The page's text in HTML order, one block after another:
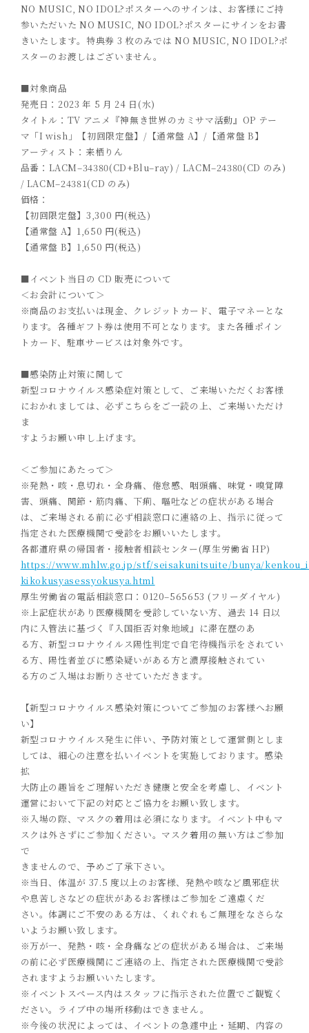
NO MUSIC, NO IDOL?ポスターへのサインは、 お客様にご持
参いただいた NO MUSIC, NO IDOL?ポスターにサインをお書
きいたします。特典券 3 枚のみでは NO MUSIC, NO IDOL?ポ
スターのお渡しはございません。
■対象商品
発売日： 2023 年 5 月 24 日 (水)
タイトル： TV アニメ『神無き世界のカミサマ活動』 OP テー
マ 「I wish 」【初回限定盤】 / 【通常盤 A】 / 【通常盤 B】
アーティスト：来栖りん
品番： LACM–34380(CD+Blu–ray) / LACM–24380(CD のみ)
/ LACM–24381(CD のみ)
価格：
【初回限定盤】3,300 円(税込)
【通常盤 A】 1,650 円(税込)
【通常盤 B】 1,650 円(税込)
■イベント当日の CD 販売について
＜お会計について＞
※商品のお支払いは現金、クレジットカード、電子マネー とな
ります。各種ギフト券は使用不可となります。また各種ポイン
トカ ード、駐車サービスは対象外です。
■感染防止対策に関して
新型コロナウイルス感染症対策として、ご来場いただくお客様
におかれましては、必ずこちらをご一読の上、ご来場いただけ
ま
すようお願い申し上げます。
＜ご参加にあたって＞
※発熱・咳・息切れ・全身痛、倦怠感、咽頭痛、味覚・嗅覚障
害、頭痛、関節・筋肉痛、下痢、嘔吐などの症状がある場合
は、ご来場される前に必ず相談窓口に連絡の上、指示に従って
指定された医療機関で受診をお願いいたします。
各都道府県の帰国者・接触者相談センター(厚生労働省 HP)
https://www.mhlw.go.jp/stf/seisakunitsuite/bunya/
kikokusyasessyokusya.html
厚生労働省の電話相談窓口： 0120–565653 (フリーダイヤル)
※上記症状があり医療機関を受診していない方、過去 14 日以
内に入管法に基づく『入国拒否対象地域』に滞在歴のあ
る方、新型コロナウイルス陽性判定で自宅待機指示をされてい
る方、陽性者並びに感染疑いがある方と濃厚接触されてい
る方のご入場はお断りさせていただきます。
【新型コロナウイルス感染対策についてご参加のお客様へお願
い】
新型コロナウイルス発生に伴い、予防対策として運営側としま
しては、細心の注意を払いイベントを実施しております。感染
拡
大防止の趣旨をご理解いただき健康と安全を考慮し、イベント
運営において下記の対応とご協力をお願い致します。
※入場の際、マスクの着用は必須になります。イベント中もマ
スクは外さずにご参加ください。マスク着用の無い方はご参加
で
きませんので、予めご了承下さい。
※当日、体温が 37.5 度以上のお客様、発熱や咳など風邪症状
や息苦しさなどの症状があるお客様はご参加をご遠慮くだ
さい。体調にご不安のある方は、くれ ぐれもご無理をなさらな
いようお願い致します。
※万が一、発熱・咳・全身痛などの症状がある場合は、ご来場
の前に必ず医療機関にご連絡の上、指定された医療機関で受診
されますようお願いいたします。
※イベントスペース内はスタッフに指示された位置でご観覧く
ださい。ライブ中の場所移動はできません。
※今後の状況によっては、イベントの急遽中止・延期、内容の